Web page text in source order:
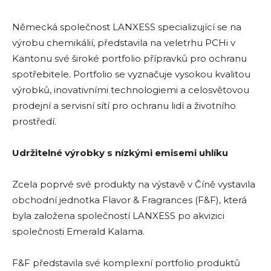
Německá společnost LANXESS specializující se na
výrobu chemikálií, představila na veletrhu PCHi v
Kantonu své široké portfolio přípravků pro ochranu
spotřebitele. Portfolio se vyznačuje vysokou kvalitou
výrobků, inovativními technologiemi a celosvětovou
prodejní a servisní sítí pro ochranu lidí a životního
prostředí.
Udržitelné výrobky s nízkými emisemi uhlíku
Zcela poprvé své produkty na výstavě v Číně vystavila
obchodní jednotka Flavor & Fragrances (F&F), která
byla založena společností LANXESS po akvizici
společnosti Emerald Kalama.
F&F představila své komplexní portfolio produktů